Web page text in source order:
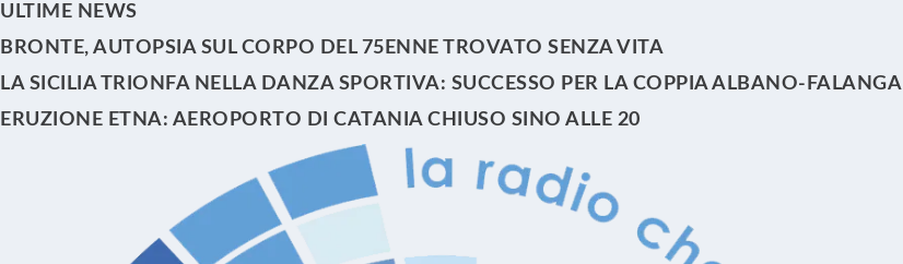
ULTIME NEWS
BRONTE, AUTOPSIA SUL CORPO DEL 75ENNE TROVATO SENZA VITA
LA SICILIA TRIONFA NELLA DANZA SPORTIVA: SUCCESSO PER LA COPPIA ALBANO-FALANGA
ERUZIONE ETNA: AEROPORTO DI CATANIA CHIUSO SINO ALLE 20